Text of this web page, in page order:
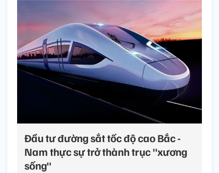
Đầu tư đường sắt tốc độ cao Bắc -
Nam thực sự trở thành trục "xương
sống"